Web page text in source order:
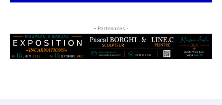
- Partenaires -